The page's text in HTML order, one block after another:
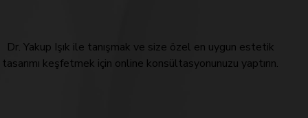
Dr. Yakup Işık ile tanışmak ve size özel en uygun estetik
tasarımı keşfetmek için online konsültasyonunuzu yaptırın.